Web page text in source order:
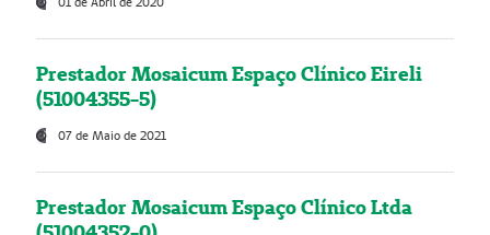
Prestador Mosaicum Espaço Clínico Eireli
(51004355-5)
07 de Maio de 2021
Prestador Mosaicum Espaço Clínico Ltda